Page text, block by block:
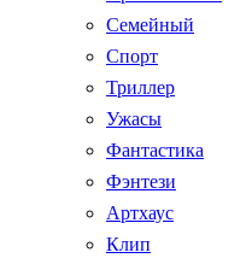
Семейный
Спорт
Триллер
Ужасы
Фантастика
Фэнтези
Артхаус
Клип